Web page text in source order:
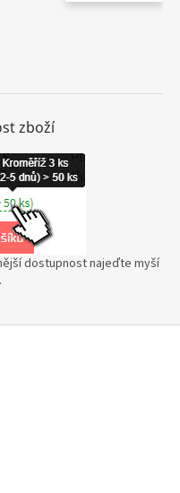
zboží
dostupnost najeďte myší